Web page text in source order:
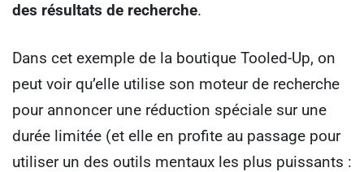
des résultats de recherche.
Dans cet exemple de la boutique Tooled-Up, on
peut voir qu’elle utilise son moteur de recherche
pour annoncer une réduction spéciale sur une
durée limitée (et elle en profite au passage pour
utiliser un des outils mentaux les plus puissants :